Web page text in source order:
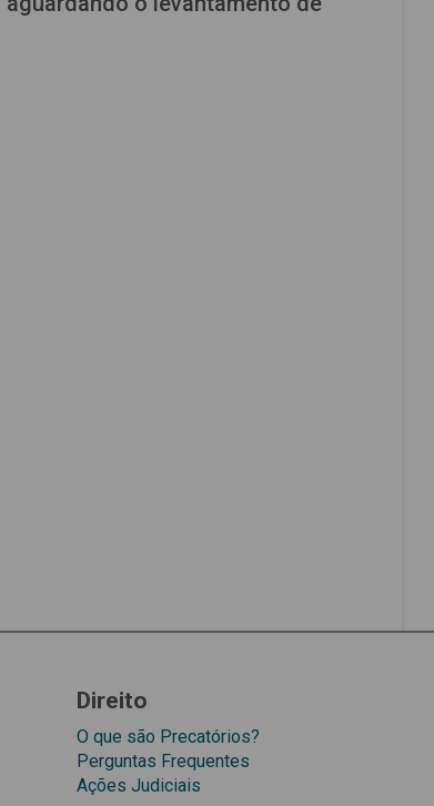
Direito
O que são Precatórios?
Perguntas Frequentes
Ações Judiciais